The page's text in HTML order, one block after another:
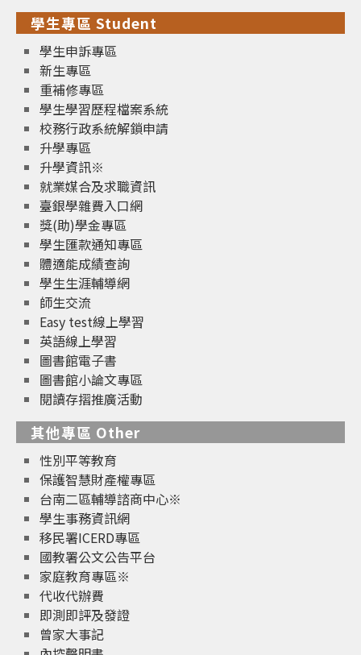
學生專區 Student
學生申訴專區
新生專區
重補修專區
學生學習歷程檔案系統
校務行政系統解鎖申請
升學專區
升學資訊※
就業媒合及求職資訊
臺銀學雜費入口網
獎(助)學金專區
學生匯款通知專區
體適能成績查詢
學生生涯輔導網
師生交流
Easy test線上學習
英語線上學習
圖書館電子書
圖書館小論文專區
閱讀存摺推廣活動
其他專區 Other
性別平等教育
保護智慧財產權專區
台南二區輔導諮商中心※
學生事務資訊網
移民署ICERD專區
國教署公文公告平台
家庭教育專區※
代收代辦費
即測即評及發證
曾家大事記